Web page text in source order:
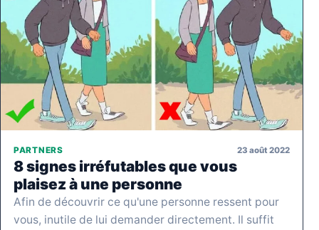
PARTNERS 23 août 2022
8 signes irréfutables que vous
plaisez à une personne
Afin de découvrir ce qu'une personne ressent pour
vous, inutile de lui demander directement. Il suffit